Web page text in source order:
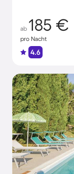
ab 185 €
pro Nacht
4.6